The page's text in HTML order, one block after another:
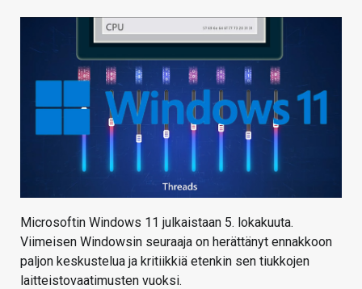
Microsoftin Windows 11 julkaistaan 5. lokakuuta.
Viimeisen Windowsin seuraaja on herättänyt ennakkoon
paljon keskustelua ja kritiikkiä etenkin sen tiukkojen
laitteistovaatimusten vuoksi.